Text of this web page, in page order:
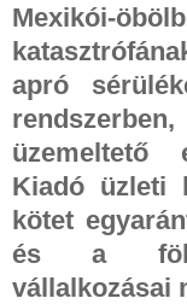
Mexikói-
apró
üzemeltető
Kiadó üzleti
kötet
és a föld
vállalkozásai